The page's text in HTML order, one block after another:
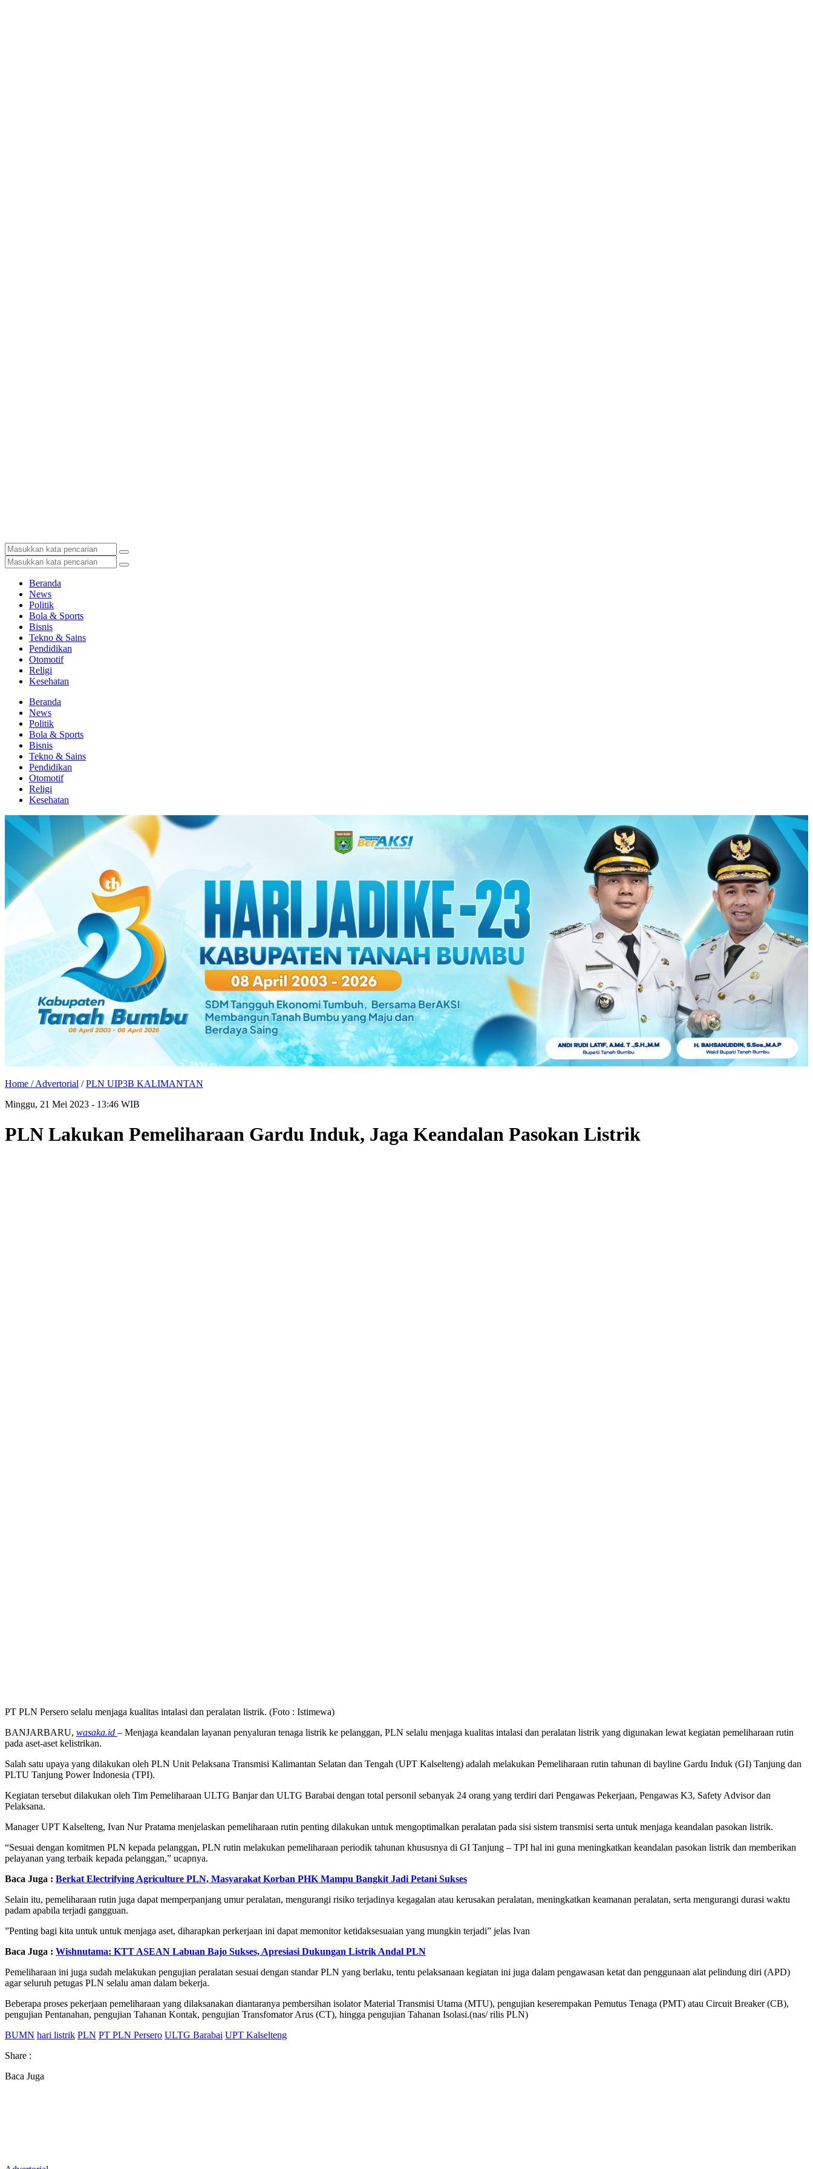
Beranda
News
Politik
Bola & Sports
Bisnis
Tekno & Sains
Pendidikan
Otomotif
Religi
Kesehatan
Beranda
News
Politik
Bola & Sports
Bisnis
Tekno & Sains
Pendidikan
Otomotif
Religi
Kesehatan
Home /Advertorial /PLN UIP3B KALIMANTAN
Minggu, 21 Mei 2023 - 13:46 WIB
PLN Lakukan Pemeliharaan Gardu Induk, Jaga Keandalan Pasokan Listrik
PT PLN Persero selalu menjaga kualitas intalasi dan peralatan listrik. (Foto : Istimewa)
BANJARBARU, wasaka.id – Menjaga keandalan layanan penyaluran tenaga listrik ke pelanggan, PLN selalu menjaga kualitas intalasi dan peralatan listrik yang digunakan lewat kegiatan pemeliharaan rutin
pada aset-aset kelistrikan.
Salah satu upaya yang dilakukan oleh PLN Unit Pelaksana Transmisi Kalimantan Selatan dan Tengah (UPT Kalselteng) adalah melakukan Pemeliharaan rutin tahunan di bayline Gardu Induk (GI) Tanjung dan
PLTU Tanjung Power Indonesia (TPI).
Kegiatan tersebut dilakukan oleh Tim Pemeliharaan ULTG Banjar dan ULTG Barabai dengan total personil sebanyak 24 orang yang terdiri dari Pengawas Pekerjaan, Pengawas K3, Safety Advisor dan
Pelaksana.
Manager UPT Kalselteng, Ivan Nur Pratama menjelaskan pemeliharaan rutin penting dilakukan untuk mengoptimalkan peralatan pada sisi sistem transmisi serta untuk menjaga keandalan pasokan listrik.
“Sesuai dengan komitmen PLN kepada pelanggan, PLN rutin melakukan pemeliharaan periodik tahunan khususnya di GI Tanjung – TPI hal ini guna meningkatkan keandalan pasokan listrik dan memberikan
pelayanan yang terbaik kepada pelanggan,” ucapnya.
Baca Juga : Berkat Electrifying Agriculture PLN, Masyarakat Korban PHK Mampu Bangkit Jadi Petani Sukses
Selain itu, pemeliharaan rutin juga dapat memperpanjang umur peralatan, mengurangi risiko terjadinya kegagalan atau kerusakan peralatan, meningkatkan keamanan peralatan, serta mengurangi durasi waktu
padam apabila terjadi gangguan.
”Penting bagi kita untuk untuk menjaga aset, diharapkan perkerjaan ini dapat memonitor ketidaksesuaian yang mungkin terjadi” jelas Ivan
Baca Juga : Wishnutama: KTT ASEAN Labuan Bajo Sukses, Apresiasi Dukungan Listrik Andal PLN
Pemeliharaan ini juga sudah melakukan pengujian peralatan sesuai dengan standar PLN yang berlaku, tentu pelaksanaan kegiatan ini juga dalam pengawasan ketat dan penggunaan alat pelindung diri (APD)
agar seluruh petugas PLN selalu aman dalam bekerja.
Beberapa proses pekerjaan pemeliharaan yang dilaksanakan diantaranya pembersihan isolator Material Transmisi Utama (MTU), pengujian keserempakan Pemutus Tenaga (PMT) atau Circuit Breaker (CB),
pengujian Pentanahan, pengujian Tahanan Kontak, pengujian Transfomator Arus (CT), hingga pengujian Tahanan Isolasi.(nas/ rilis PLN)
BUMN hari listrik PLN PT PLN Persero ULTG Barabai UPT Kalselteng
Share :
Baca Juga